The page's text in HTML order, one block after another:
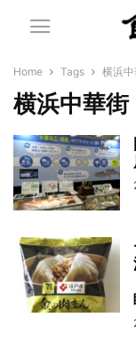
Home Tags 横浜
横浜中華街